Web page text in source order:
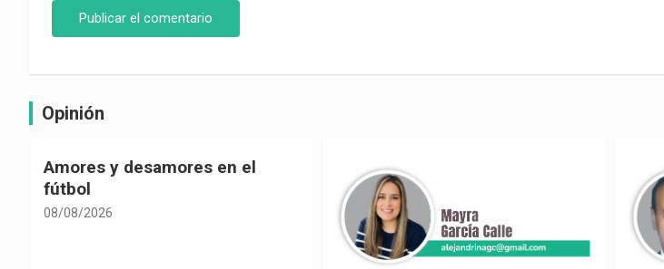
Opinión